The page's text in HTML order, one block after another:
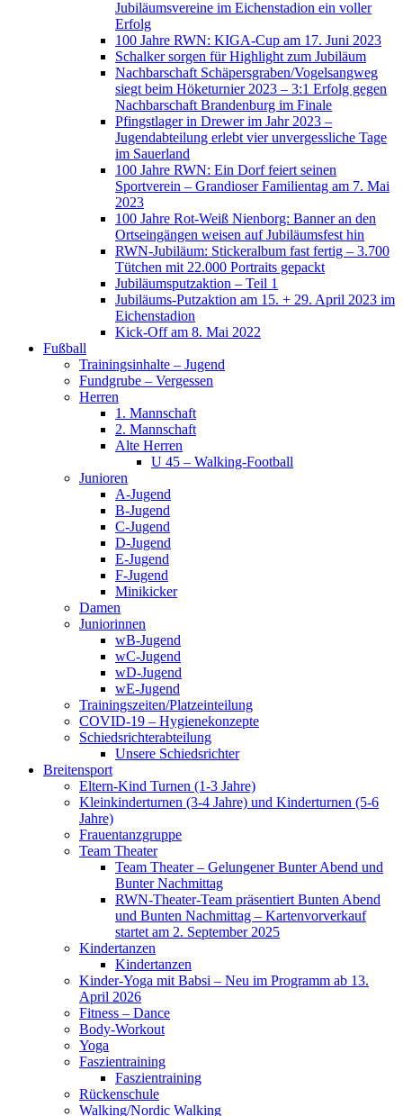
Jubiläumsvereine im Eichenstadion ein voller
Erfolg
100 Jahre RWN: KIGA-Cup am 17. Juni 2023
Schalker sorgen für Highlight zum Jubiläum
Nachbarschaft Schäpersgraben/Vogelsangweg
siegt beim Höketurnier 2023 – 3:1 Erfolg gegen
Nachbarschaft Brandenburg im Finale
Pfingstlager in Drewer im Jahr 2023 –
Jugendabteilung erlebt vier unvergessliche Tage
im Sauerland
100 Jahre RWN: Ein Dorf feiert seinen
Sportverein – Grandioser Familientag am 7. Mai
2023
100 Jahre Rot-Weiß Nienborg: Banner an den
Ortseingängen weisen auf Jubiläumsfest hin
RWN-Jubiläum: Stickeralbum fast fertig – 3.700
Tütchen mit 22.000 Portraits gepackt
Jubiläumsputzaktion – Teil 1
Jubiläums-Putzaktion am 15. + 29. April 2023 im
Eichenstadion
Kick-Off am 8. Mai 2022
Fußball
Trainingsinhalte – Jugend
Fundgrube – Vergessen
Herren
1. Mannschaft
2. Mannschaft
Alte Herren
U 45 – Walking-Football
Junioren
A-Jugend
B-Jugend
C-Jugend
D-Jugend
E-Jugend
F-Jugend
Minikicker
Damen
Juniorinnen
wB-Jugend
wC-Jugend
wD-Jugend
wE-Jugend
Trainingszeiten/Platzeinteilung
COVID-19 – Hygienekonzepte
Schiedsrichterabteilung
Unsere Schiedsrichter
Breitensport
Eltern-Kind Turnen (1-3 Jahre)
Kleinkinderturnen (3-4 Jahre) und Kinderturnen (5-6
Jahre)
Frauentanzgruppe
Team Theater
Team Theater – Gelungener Bunter Abend und
Bunter Nachmittag
RWN-Theater-Team präsentiert Bunten Abend
und Bunten Nachmittag – Kartenvorverkauf
startet am 2. September 2025
Kindertanzen
Kindertanzen
Kinder-Yoga mit Babsi – Neu im Programm ab 13.
April 2026
Fitness – Dance
Body-Workout
Yoga
Faszientraining
Faszientraining
Rückenschule
Walking/Nordic Walking